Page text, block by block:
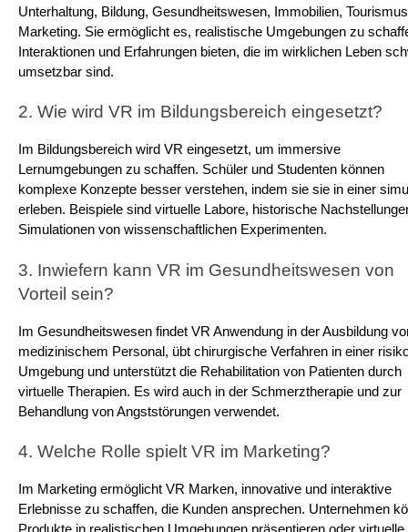
Unterhaltung, Bildung, Gesundheitswesen, Immobilien,
Marketing. Sie ermöglicht es, realistische Umgebungen zu
Interaktionen und Erfahrungen bieten, die im wirklichen Leben
umsetzbar sind.
2. Wie wird VR im Bildungsbereich eingesetzt?
Im Bildungsbereich wird VR eingesetzt, um immersive
Lernumgebungen zu schaffen. Schüler und Studenten können
komplexe Konzepte besser verstehen, indem sie sie in einer
erleben. Beispiele sind virtuelle Labore, historische
Simulationen von wissenschaftlichen Experimenten.
3. Inwiefern kann VR im Gesundheitswesen von
Vorteil sein?
Im Gesundheitswesen findet VR Anwendung in der Ausbildung
medizinischem Personal, übt chirurgische Verfahren in einer
Umgebung und unterstützt die Rehabilitation von Patienten durch
virtuelle Therapien. Es wird auch in der Schmerztherapie und zur
Behandlung von Angststörungen verwendet.
4. Welche Rolle spielt VR im Marketing?
Im Marketing ermöglicht VR Marken, innovative und interaktive
Erlebnisse zu schaffen, die Kunden ansprechen. Unternehmen